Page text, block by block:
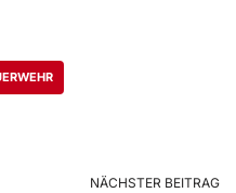
NÄCHSTER BEITRAG